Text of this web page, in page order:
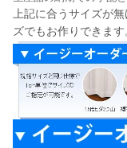
上記に合うサイズが
ズでもお作りできます